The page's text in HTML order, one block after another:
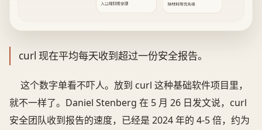
入口规则需变硬 缺材料降优先级
curl 现在平均每天收到超过一份安全报告。
这个数字单看不吓人。放到 curl 这种基础软件项目里，
就不一样了。Daniel Stenberg 在 5 月 26 日发文说，curl
安全团队收到报告的速度，已经是 2024 年的 4-5 倍，约为